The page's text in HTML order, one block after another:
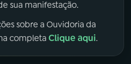
sua manifestação.
sobre a Ouvidoria da
completa Clique aqui.